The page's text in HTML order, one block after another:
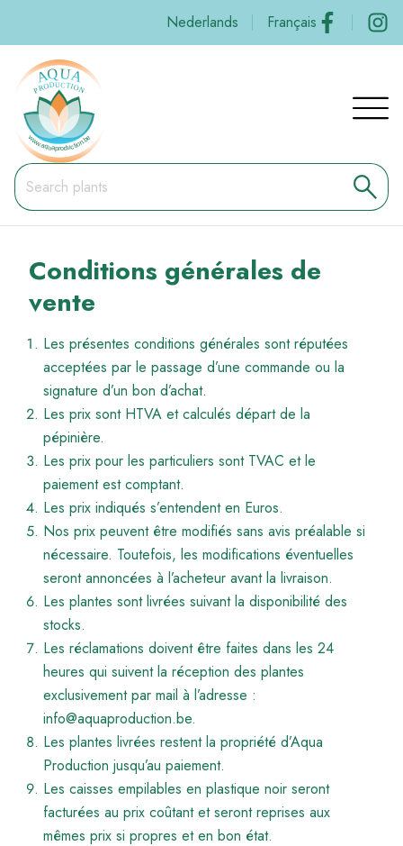
content
Nederlands Français Social
Conditions générales de
vente
Les présentes conditions générales sont réputées
acceptées par le passage d’une commande ou la
signature d’un bon d’achat.
Les prix sont HTVA et calculés départ de la
pépinière.
Les prix pour les particuliers sont TVAC et le
paiement est comptant.
Les prix indiqués s’entendent en Euros.
Nos prix peuvent être modifiés sans avis préalable si
nécessaire. Toutefois, les modifications éventuelles
seront annoncées à l’acheteur avant la livraison.
Les plantes sont livrées suivant la disponibilité des
stocks.
Les réclamations doivent être faites dans les 24
heures qui suivent la réception des plantes
exclusivement par mail à l’adresse :
info@aquaproduction.be.
Les plantes livrées restent la propriété d’Aqua
Production jusqu’au paiement.
Les caisses empilables en plastique noir seront
facturées au prix coûtant et seront reprises aux
mêmes prix si propres et en bon état.